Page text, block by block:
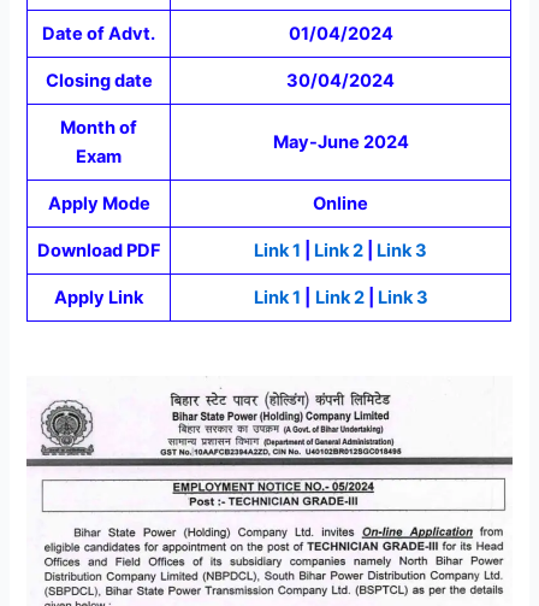
Date of Advt. 01/04/2024
Closing date 30/04/2024
Month of
Exam
May-June 2024
Apply Mode Online
Download PDF Link 1 Link 2 Link 3
Apply Link Link 1 Link 2 Link 3